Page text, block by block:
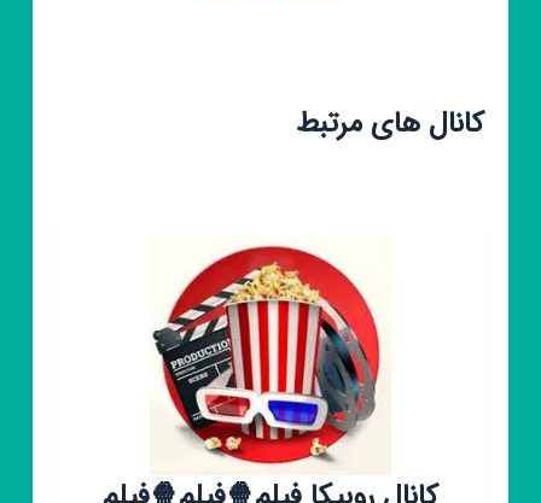
کانال های مرتبط